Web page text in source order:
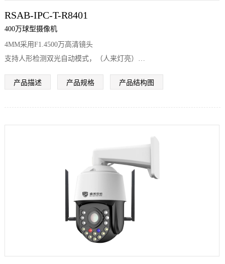
RSAB-IPC-T-R8401
400万球型摄像机
4MM采用F1.4500万高清镜头
支持人形检测双光自动模式，（人来灯亮）
荐监控距离5-60米
产品描述 产品规格 产品结构图